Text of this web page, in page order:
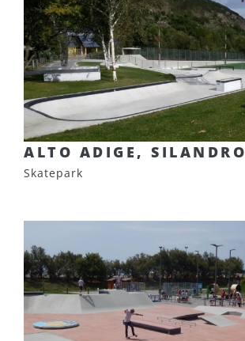
ALTO ADIGE, SILANDRO
Skatepark